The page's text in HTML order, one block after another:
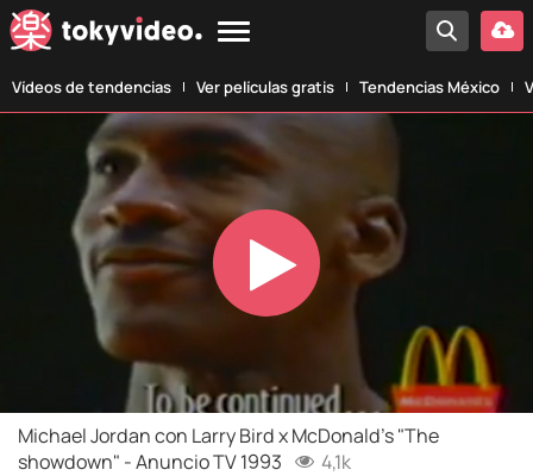
Vídeos de tendencias Ver películas gratis Tendencias México
Play
Video
Michael Jordan con Larry Bird x McDonald's "The
showdown" - Anuncio TV 1993
4,1k